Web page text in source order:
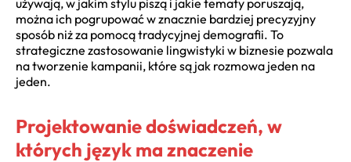
można ich pogrupować w znacznie bardziej precyzyjny
sposób niż za pomocą tradycyjnej demografii. To
strategiczne zastosowanie lingwistyki w biznesie pozwala
na tworzenie kampanii, które są jak rozmowa jeden na
jeden.
Projektowanie doświadczeń, w
których język ma znaczenie